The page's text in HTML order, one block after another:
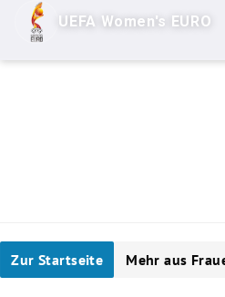
UEFA Women's EURO
Zur Startseite Mehr aus